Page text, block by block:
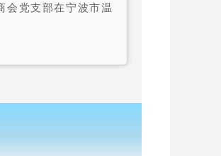
党支部在宁波市温